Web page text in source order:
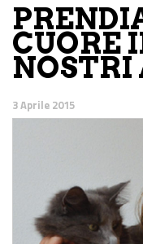
CUORE
3 Aprile 2015